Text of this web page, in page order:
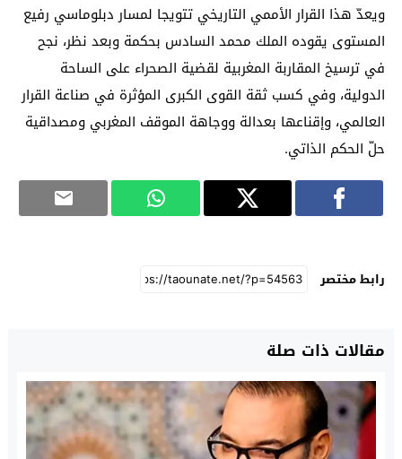
ويعدّ هذا القرار الأممي التاريخي تتويجا لمسار دبلوماسي رفيع
المستوى يقوده الملك محمد السادس بحكمة وبعد نظر، نجح
في ترسيخ المقاربة المغربية لقضية الصحراء على الساحة
الدولية، وفي كسب ثقة القوى الكبرى المؤثرة في صناعة القرار
العالمي، وإقناعها بعدالة ووجاهة الموقف المغربي ومصداقية
حلّ الحكم الذاتي.
رابط مختصر
مقالات ذات صلة